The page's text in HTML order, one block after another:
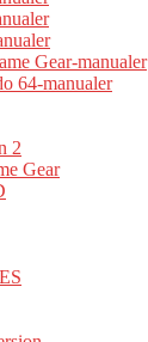
Gear-manualer
64-manualer
2
Gear